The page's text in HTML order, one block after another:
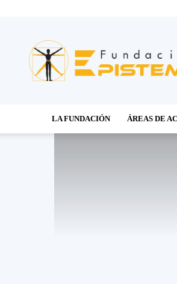
Episteme
LA FUNDACIÓN ÁREAS DE